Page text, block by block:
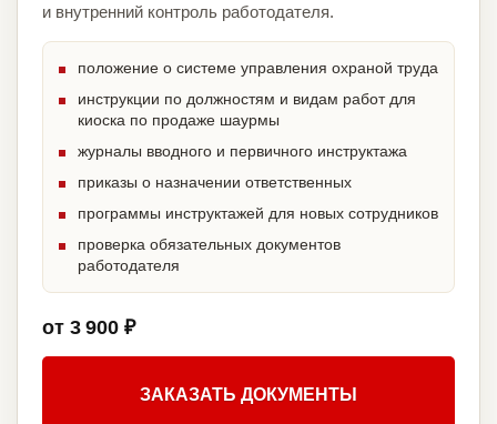
и внутренний контроль работодателя.
положение о системе управления охраной труда
инструкции по должностям и видам работ для
киоска по продаже шаурмы
журналы вводного и первичного инструктажа
приказы о назначении ответственных
программы инструктажей для новых сотрудников
проверка обязательных документов
работодателя
от 3 900 ₽
ЗАКАЗАТЬ ДОКУМЕНТЫ